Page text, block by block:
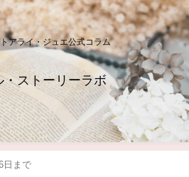
アライ・ジュエ公式コラム
・ストーリーラボ
日まで